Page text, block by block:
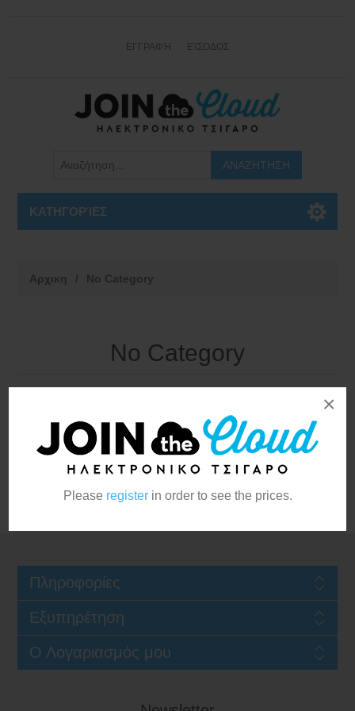
Please registerin order to see the prices.
×
ΕΓΓΡΑΦΉ ΕΊΣΟΔΟΣ
ΚΑΤΗΓΟΡΊΕΣ
Αρχικη / No Category
No Category
Πληροφορίες
Εξυπηρέτηση
Ο Λογαριασμός μου